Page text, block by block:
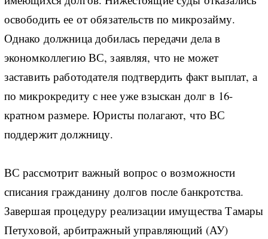
освободить ее от обязательств по микрозайму.
Однако должница добилась передачи дела в
экономколлегию ВС, заявляя, что не может
заставить работодателя подтвердить факт выплат, а
по микрокредиту с нее уже взыскан долг в 16-
кратном размере. Юристы полагают, что ВС
поддержит должницу.
ВС рассмотрит важный вопрос о возможности
списания гражданину долгов после банкротства.
Завершая процедуру реализации имущества Тамары
Петуховой, арбитражный управляющий (АУ)